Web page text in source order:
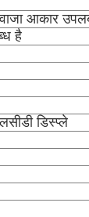
आकार
है
डिस्प्ले